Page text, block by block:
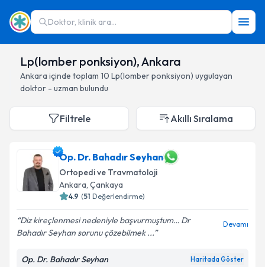
Doktor, klinik ara...
Lp(lomber ponksiyon), Ankara
Ankara içinde toplam 10 Lp(lomber ponksiyon) uygulayan
doktor - uzman bulundu
Filtrele Akıllı Sıralama
Op. Dr. Bahadır Seyhan
Ortopedi ve Travmatoloji
Ankara, Çankaya
4.9 (51 Değerlendirme)
Diz kireçlenmesi nedeniyle başvurmuştum… Dr
Bahadır Seyhan sorunu çözebilmek ...
Devamı
Op. Dr. Bahadır Seyhan Haritada Göster